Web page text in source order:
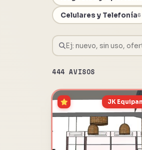
Celulares y Telefonía6
444 AVISOS
JK